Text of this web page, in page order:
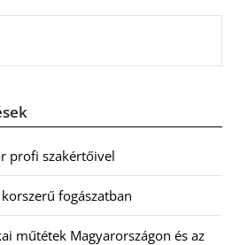
profi szakértőivel
fogászatban
műtétek Magyarországon és az